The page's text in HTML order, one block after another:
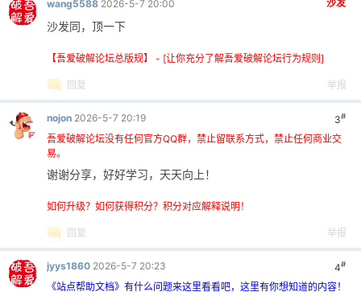
沙发
wang5588 2026-5-7 20:00
沙发同，顶一下
【吾爱破解论坛总版规】 - [让你充分了解吾爱破解论坛行为规则]
回复 举报
3#
nojon 2026-5-7 20:19
吾爱破解论坛没有任何官方QQ群，禁止留联系方式，禁止任何商业交
易。
谢谢分享，好好学习，天天向上！
如何升级？如何获得积分？积分对应解释说明！
回复 举报
4#
jyys1860 2026-5-7 20:23
《站点帮助文档》有什么问题来这里看看吧，这里有你想知道的内容！